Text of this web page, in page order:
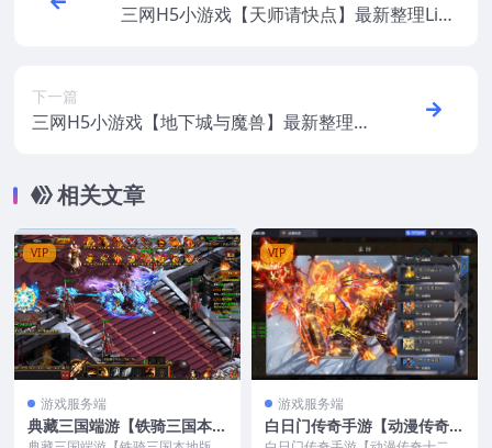
三网H5小游戏【天师请快点】最新整理Linu
下一篇
三网H5小游戏【地下城与魔兽】最新整理Li
相关文章
VIP
游戏服务端
典藏三国端游【铁骑三国本地
VIP
游戏服务端
白日门传奇手游【动漫传奇十